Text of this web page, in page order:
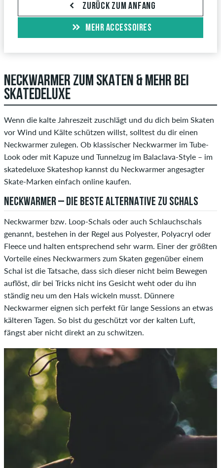
ZURÜCK ZUM ANFANG
MEHR ACCESSOIRES
NECKWARMER ZUM SKATEN & MEHR BEI
SKATEDELUXE
Wenn die kalte Jahreszeit zuschlägt und du dich beim Skaten
vor Wind und Kälte schützen willst, solltest du dir einen
Neckwarmer zulegen. Ob klassischer Neckwarmer im Tube-
Look oder mit Kapuze und Tunnelzug im Balaclava-Style – im
skatedeluxe Skateshop kannst du Neckwarmer angesagter
Skate-Marken einfach online kaufen.
NECKWARMER – DIE BESTE ALTERNATIVE ZU SCHALS
Neckwarmer bzw. Loop-Schals oder auch Schlauchschals
genannt, bestehen in der Regel aus Polyester, Polyacryl oder
Fleece und halten entsprechend sehr warm. Einer der größten
Vorteile eines Neckwarmers zum Skaten gegenüber einem
Schal ist die Tatsache, dass sich dieser nicht beim Bewegen
auflöst, dir bei Tricks nicht ins Gesicht weht oder du ihn
ständig neu um den Hals wickeln musst. Dünnere
Neckwarmer eignen sich perfekt für lange Sessions an etwas
kälteren Tagen. So bist du geschützt vor der kalten Luft,
fängst aber nicht direkt an zu schwitzen.